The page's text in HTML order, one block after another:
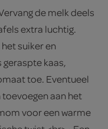
de melk deels
extra luchtig.
suiker en
geraspte kaas,
toe. Eventueel
toevoegen aan het
voor een warme